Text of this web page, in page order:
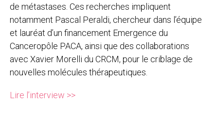
de métastases. Ces recherches impliquent
notamment Pascal Peraldi, chercheur dans l’équipe
et lauréat d’un financement Emergence du
Canceropôle PACA, ainsi que des collaborations
avec Xavier Morelli du CRCM, pour le criblage de
nouvelles molécules thérapeutiques.
Lire l’interview >>